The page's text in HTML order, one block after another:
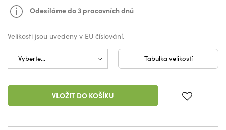
Odesíláme do 3 pracovních dnů
Velikosti jsou uvedeny v EU číslování.
Tabulka velikostí
VLOŽIT DO KOŠÍKU